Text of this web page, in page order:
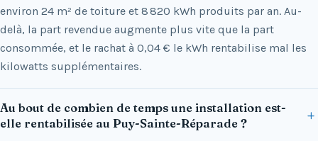
environ 24 m² de toiture et 8 820 kWh produits par an. Au-
delà, la part revendue augmente plus vite que la part
consommée, et le rachat à 0,04 € le kWh rentabilise mal les
kilowatts supplémentaires.
Au bout de combien de temps une installation est-
elle rentabilisée au Puy-Sainte-Réparade ?